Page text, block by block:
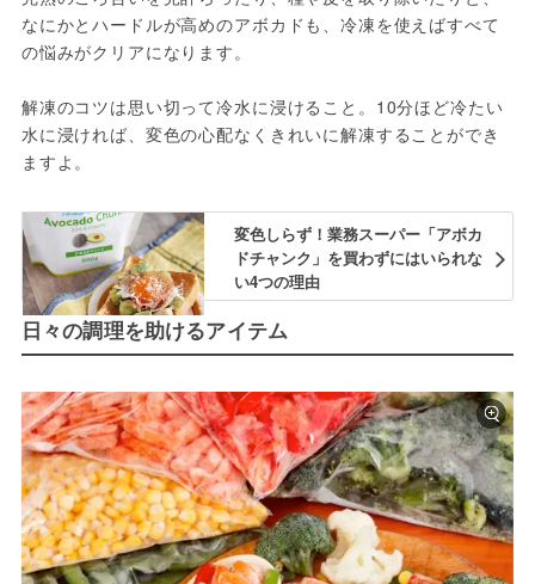
なにかとハードルが高めのアボカドも、冷凍を使えばすべて
の悩みがクリアになります。
解凍のコツは思い切って冷水に浸けること。10分ほど冷たい
水に浸ければ、変色の心配なくきれいに解凍することができ
ますよ。
変色しらず！業務スーパー「アボカ
ドチャンク」を買わずにはいられな
い4つの理由
日々の調理を助けるアイテム